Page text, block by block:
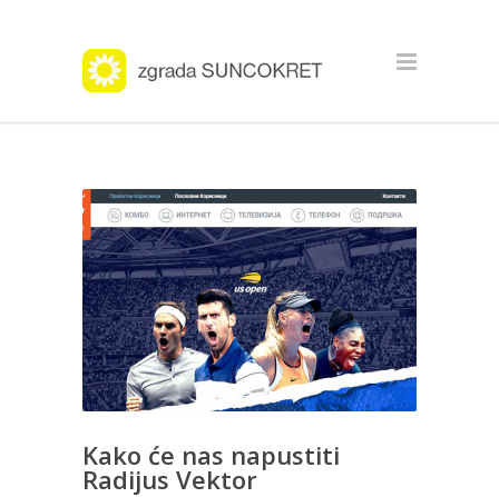
Kako će nas napustiti
Radijus Vektor